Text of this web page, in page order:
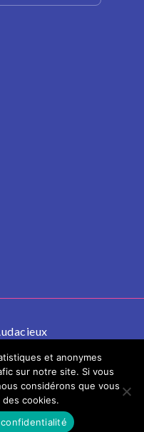
Mentions légales
et anonymes
sur notre site. Si vous
considérons que vous
cookies.